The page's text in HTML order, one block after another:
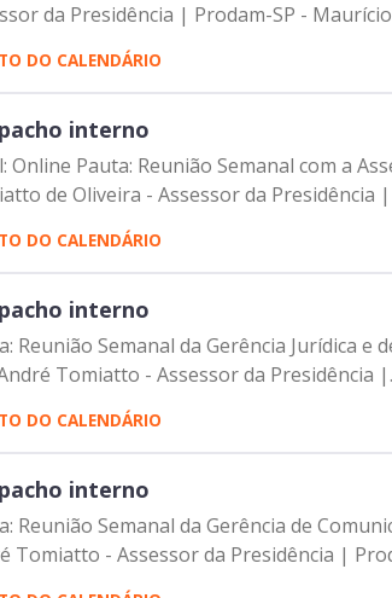
da Presidência | Prodam-SP - Maurício
DO CALENDÁRIO
interno
Online Pauta: Reunião Semanal com a
de Oliveira - Assessor da Presidência |
DO CALENDÁRIO
interno
Reunião Semanal da Gerência Jurídica
Tomiatto - Assessor da Presidência
DO CALENDÁRIO
interno
Reunião Semanal da Gerência de
Tomiatto - Assessor da Presidência |